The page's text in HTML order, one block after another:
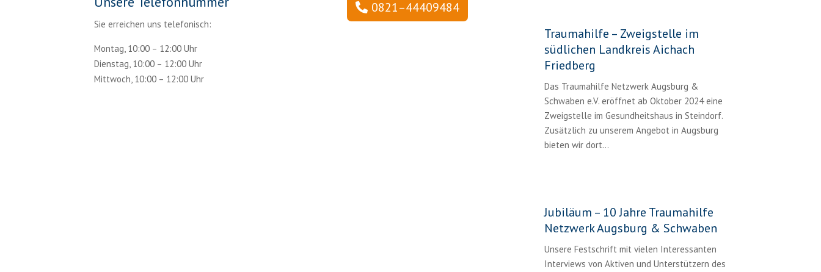
Sie erreichen uns telefonisch:
Montag, 10:00 – 12:00 Uhr
Dienstag, 10:00 – 12:00 Uhr
Mittwoch, 10:00 – 12:00 Uhr
0821–44409484
Traumahilfe – Zweigstelle im
südlichen Landkreis Aichach
Friedberg
Das Traumahilfe Netzwerk Augsburg &
Schwaben e.V. eröffnet ab Oktober 2024 eine
Zweigstelle im Gesundheitshaus in Steindorf.
Zusätzlich zu unserem Angebot in Augsburg
bieten wir dort…
Jubiläum – 10 Jahre Traumahilfe
Netzwerk Augsburg & Schwaben
Unsere Festschrift mit vielen Interessanten
Interviews von Aktiven und Unterstützern des